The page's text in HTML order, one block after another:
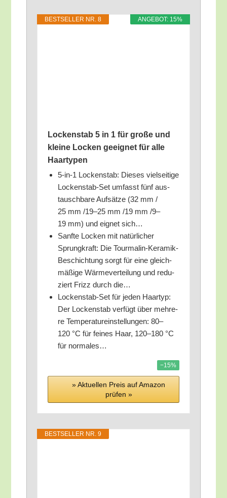
ANGE­BOT: 15%
BEST­SEL­LER NR. 8
Locken­stab 5 in 1 für gro­ße und
klei­ne Locken geeig­net für alle
Haartypen
5‑in‑1 Locken­stab: Die­ses viel­sei­ti­ge
Locken­stab-Set umfasst fünf aus­
tausch­ba­re Auf­sät­ze (32 mm /​
25 mm /​19–25 mm /​19 mm /​9–
19 mm) und eig­net sich…
Sanf­te Locken mit natür­li­cher
Sprung­kraft: Die Tour­ma­lin-Kera­mik-
Beschich­tung sorgt für eine gleich­
mä­ßi­ge Wär­me­ver­tei­lung und redu­
ziert Frizz durch die…
Locken­stab-Set für jeden Haar­typ:
Der Locken­stab ver­fügt über meh­re­
re Tem­pe­ra­tur­ein­stel­lun­gen: 80–
120 °C für fei­nes Haar, 120–180 °C
für normales…
−15%
» Aktu­el­len Preis auf Ama­zon
prü­fen »
BEST­SEL­LER NR. 9